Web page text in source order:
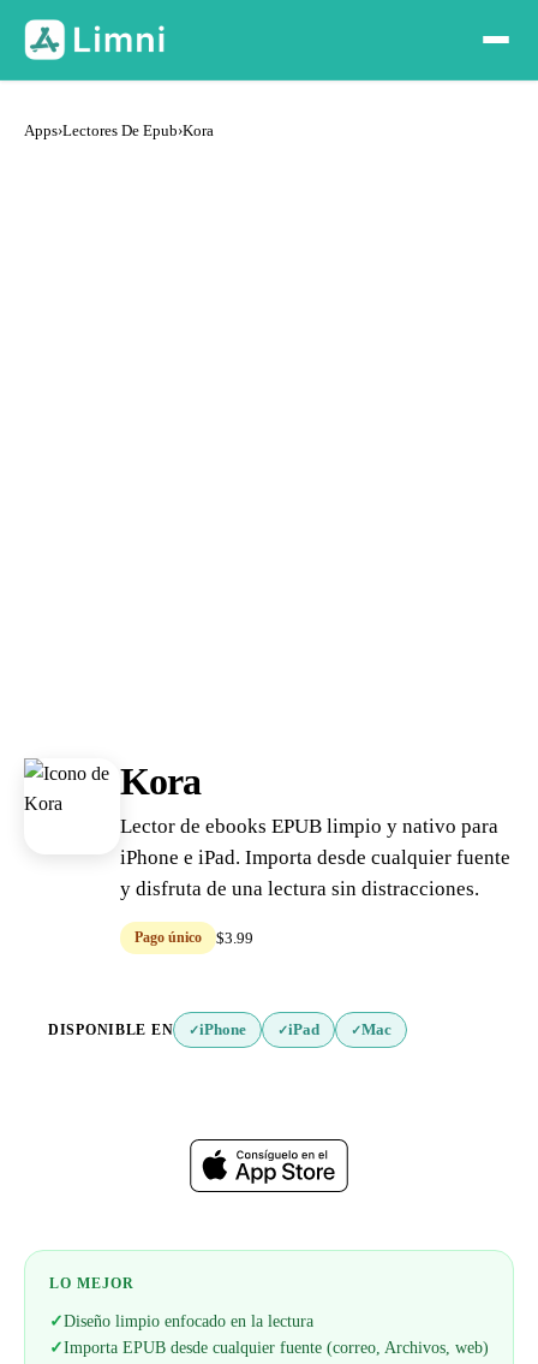
Apps›Lectores De Epub›Kora
Kora
Lector de ebooks EPUB limpio y nativo para
iPhone e iPad. Importa desde cualquier fuente
y disfruta de una lectura sin distracciones.
Pago único $3.99
DISPONIBLE EN ✓iPhone ✓iPad ✓Mac
LO MEJOR
✓Diseño limpio enfocado en la lectura
✓Importa EPUB desde cualquier fuente (correo, Archivos, web)